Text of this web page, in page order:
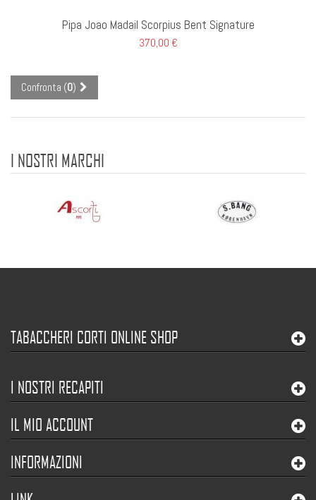
Pipa Joao Madail Scorpius Bent Signature
370,00 €
Confronta (0)
I NOSTRI MARCHI
TABACCHERI CORTI ONLINE SHOP
I NOSTRI RECAPITI
IL MIO ACCOUNT
INFORMAZIONI